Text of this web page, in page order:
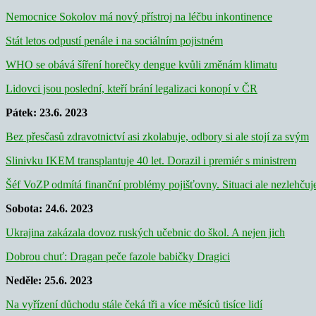
Nemocnice Sokolov má nový přístroj na léčbu inkontinence
Stát letos odpustí penále i na sociálním pojistném
WHO se obává šíření horečky dengue kvůli změnám klimatu
Lidovci jsou poslední, kteří brání legalizaci konopí v ČR
Pátek: 23.6. 2023
Bez přesčasů zdravotnictví asi zkolabuje, odbory si ale stojí za svým
Slinivku IKEM transplantuje 40 let. Dorazil i premiér s ministrem
Šéf VoZP odmítá finanční problémy pojišťovny. Situaci ale
Sobota: 24.6. 2023
Ukrajina zakázala dovoz ruských učebnic do škol. A nejen jich
Dobrou chuť: Dragan peče fazole babičky Dragici
Neděle: 25.6. 2023
Na vyřízení důchodu stále čeká tři a více měsíců tisíce lidí